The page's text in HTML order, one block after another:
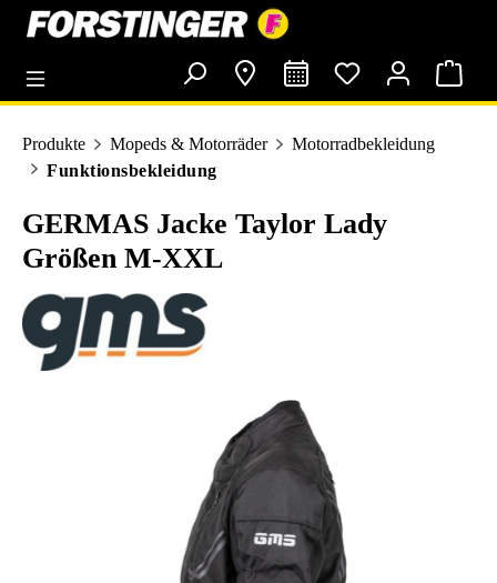
springen
Produkte Mopeds & Motorräder
Motorradbekleidung
Funktionsbekleidung
GERMAS Jacke Taylor Lady
Größen M-XXL